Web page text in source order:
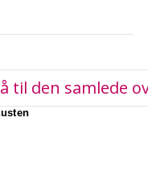
til den samlede